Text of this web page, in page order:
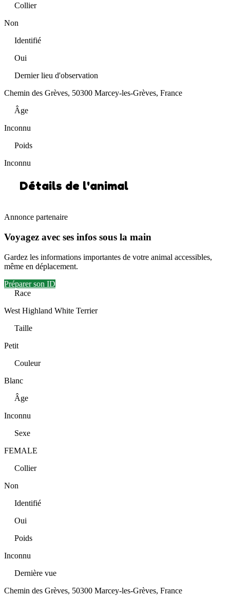
Collier
Non
Identifié
Oui
Dernier lieu d'observation
Chemin des Grèves, 50300 Marcey-les-Grèves, France
Âge
Inconnu
Poids
Inconnu
Détails de l'animal
Annonce partenaire
Voyagez avec ses infos sous la main
Gardez les informations importantes de votre animal accessibles,
même en déplacement.
Préparer son ID
Race
West Highland White Terrier
Taille
Petit
Couleur
Blanc
Âge
Inconnu
Sexe
FEMALE
Collier
Non
Identifié
Oui
Poids
Inconnu
Dernière vue
Chemin des Grèves, 50300 Marcey-les-Grèves, France